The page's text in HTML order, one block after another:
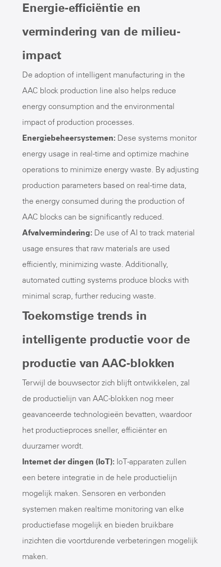
Energie-efficiëntie en
vermindering van de milieu-
impact
De adoption of intelligent manufacturing in the
AAC block production line also helps reduce
energy consumption and the environmental
impact of production processes.
Energiebeheersystemen: Dese systems monitor
energy usage in real-time and optimize machine
operations to minimize energy waste. By adjusting
production parameters based on real-time data,
the energy consumed during the production of
AAC blocks can be significantly reduced.
Afvalvermindering: De use of AI to track material
usage ensures that raw materials are used
efficiently, minimizing waste. Additionally,
automated cutting systems produce blocks with
minimal scrap, further reducing waste.
Toekomstige trends in
intelligente productie voor de
productie van AAC-blokken
Terwijl de bouwsector zich blijft ontwikkelen, zal
de productielijn van AAC-blokken nog meer
geavanceerde technologieën bevatten, waardoor
het productieproces sneller, efficiënter en
duurzamer wordt.
Internet der dingen (IoT): IoT-apparaten zullen
een betere integratie in de hele productielijn
mogelijk maken. Sensoren en verbonden
systemen maken realtime monitoring van elke
productiefase mogelijk en bieden bruikbare
inzichten die voortdurende verbeteringen mogelijk
maken.